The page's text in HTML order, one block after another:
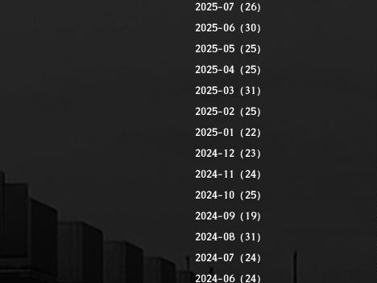
2025-07（26）
2025-06（30）
2025-05（25）
2025-04（25）
2025-03（31）
2025-02（25）
2025-01（22）
2024-12（23）
2024-11（24）
2024-10（25）
2024-09（19）
2024-08（31）
2024-07（24）
2024-06（24）